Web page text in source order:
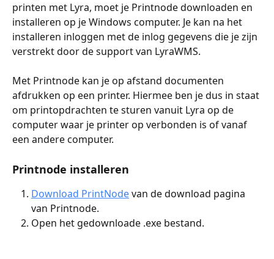
printen met Lyra, moet je Printnode downloaden en
installeren op je Windows computer. Je kan na het
installeren inloggen met de inlog gegevens die je zijn
verstrekt door de support van LyraWMS.
Met Printnode kan je op afstand documenten
afdrukken op een printer. Hiermee ben je dus in staat
om printopdrachten te sturen vanuit Lyra op de
computer waar je printer op verbonden is of vanaf
een andere computer.
Printnode installeren
Download PrintNode van de download pagina
van Printnode.
Open het gedownloade .exe bestand.